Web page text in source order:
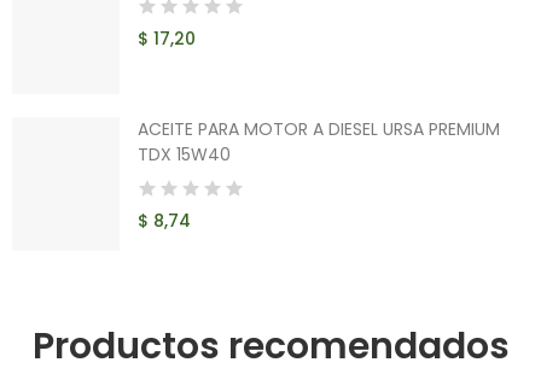
$ 17,20
ACEITE PARA MOTOR A DIESEL URSA PREMIUM
TDX 15W40
$ 8,74
Productos recomendados